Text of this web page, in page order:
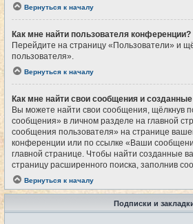
Вернуться к началу
Как мне найти пользователя конференции?
Перейдите на страницу «Пользователи» и
пользователя».
Вернуться к началу
Как мне найти свои сообщения и
Вы можете найти свои сообщения, щёлкнув
сообщения» в личном разделе на главной
сообщения пользователя» на странице
конференции или по ссылке «Ваши
главной странице. Чтобы найти созданные
страницу расширенного поиска, заполнив
Вернуться к началу
Подписки и